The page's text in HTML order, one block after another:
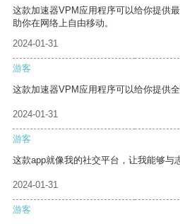
这款加速器VPM应用程序可以给你提供
助你在网络上自由移动。
2024-01-31
游客
这款加速器VPM应用程序可以给你提供
2024-01-31
游客
这款app就像我的社交平台，让我能够与
2024-01-31
游客